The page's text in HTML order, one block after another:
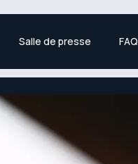
Salle de presse FAQ